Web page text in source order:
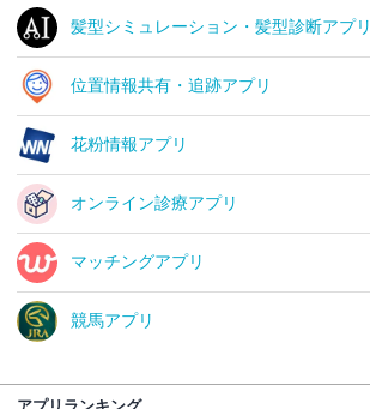
髪型シミュレーション・髪型診断アプリ
位置情報共有・追跡アプリ
花粉情報アプリ
オンライン診療アプリ
マッチングアプリ
競馬アプリ